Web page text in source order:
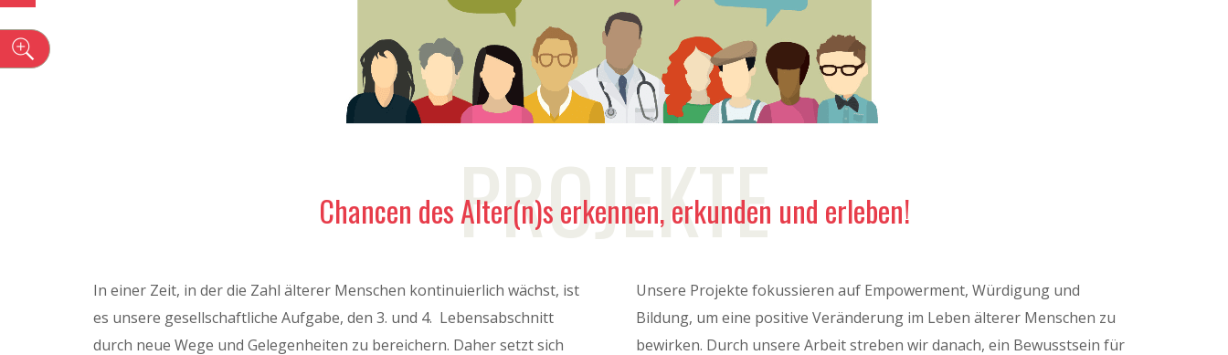
PROJEKTE
Chancen des Alter(n)s erkennen, erkunden und erleben!
In einer Zeit, in der die Zahl älterer Menschen kontinuierlich wächst, ist
es unsere gesellschaftliche Aufgabe, den 3. und 4. Lebensabschnitt
durch neue Wege und Gelegenheiten zu bereichern. Daher setzt sich
Unsere Projekte fokussieren auf Empowerment, Würdigung und
Bildung, um eine positive Veränderung im Leben älterer Menschen zu
bewirken. Durch unsere Arbeit streben wir danach, ein Bewusstsein für